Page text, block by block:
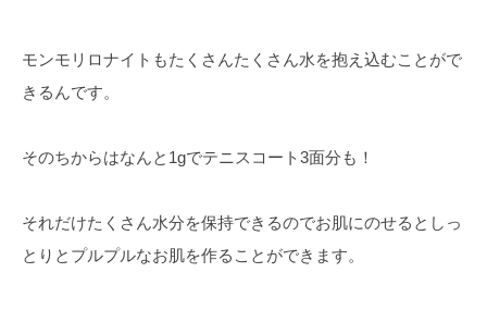
モンモリロナイトもたくさんたくさん水を抱え込むことがで
きるんです。
そのちからはなんと1gでテニスコート3面分も！
それだけたくさん水分を保持できるのでお肌にのせるとしっ
とりとプルプルなお肌を作ることができます。